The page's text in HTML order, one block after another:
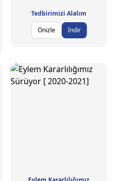
Tedbirimizi Alalım
Önizle
İndir